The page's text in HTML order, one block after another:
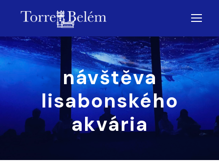
návštěva
lisabonského
akvária